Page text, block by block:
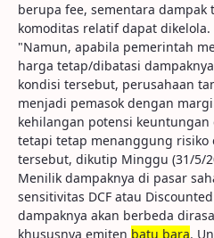
berupa fee, sementara dampak
komoditas relatif dapat dikelola.
"Namun, apabila pemerintah
harga tetap/dibatasi
kondisi tersebut, perusahaan
menjadi pemasok dengan
kehilangan potensi keuntungan
tetapi tetap menanggung
tersebut, dikutip Minggu (31/5/
Menilik dampaknya di pasar
sensitivitas DCF atau
dampaknya akan berbeda
khususnya emiten batu bara.